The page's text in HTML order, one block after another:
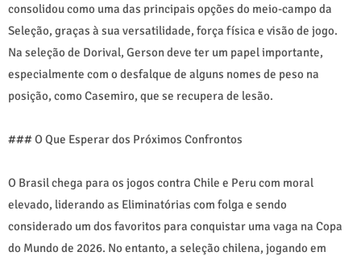
consolidou como uma das principais opções do meio-campo da
Seleção, graças à sua versatilidade, força física e visão de jogo.
Na seleção de Dorival, Gerson deve ter um papel importante,
especialmente com o desfalque de alguns nomes de peso na
posição, como Casemiro, que se recupera de lesão.
### O Que Esperar dos Próximos Confrontos
O Brasil chega para os jogos contra Chile e Peru com moral
elevado, liderando as Eliminatórias com folga e sendo
considerado um dos favoritos para conquistar uma vaga na Copa
do Mundo de 2026. No entanto, a seleção chilena, jogando em